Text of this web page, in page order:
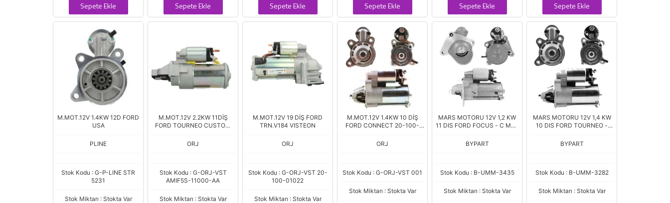
Sepete Ekle Sepete Ekle Sepete Ekle Sepete Ekle Sepete Ekle Sepete Ekle
M.MOT.12V 1.4KW 12D FORD
USA
PLINE
Stok Kodu : G-P-LINE STR
5231
Stok Miktarı : Stokta Var
M.MOT.12V 2.2KW 11DİŞ
FORD TOURNEO CUSTOM
ORJ
Stok Kodu : G-ORJ-VST
AMIF5S-11000-AA
Stok Miktarı : Stokta Var
M.MOT.12V 19 DİŞ FORD
TRN.V184 VISTEON
ORJ
Stok Kodu : G-ORJ-VST 20-
100-01022
Stok Miktarı : Stokta Var
M.MOT.12V 1.4KW 10 DİŞ
FORD CONNECT 20-100-
ORJ
Stok Kodu : G-ORJ-VST 001
Stok Miktarı : Stokta Var
MARS MOTORU 12V 1,2 KW
11 DIS FORD FOCUS - C MAX
S 40 - V 50 1.6D
BYPART
Stok Kodu : B-UMM-3435
Stok Miktarı : Stokta Var
MARS MOTORU 12V 1,4 KW
10 DIS FORD TOURNEO -
(2T1411000BA)
BYPART
Stok Kodu : B-UMM-3282
Stok Miktarı : Stokta Var